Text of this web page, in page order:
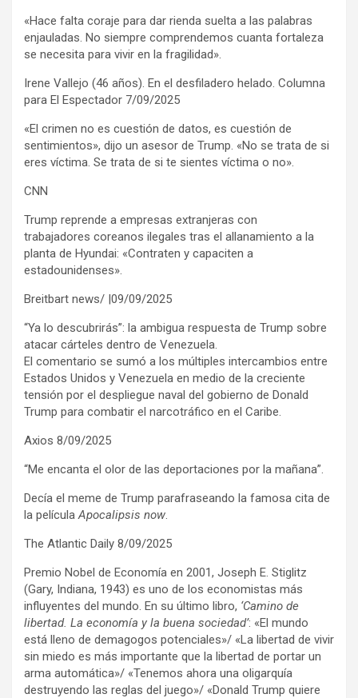
«Hace falta coraje para dar rienda suelta a las palabras
enjauladas. No siempre comprendemos cuanta fortaleza
se necesita para vivir en la fragilidad».
Irene Vallejo (46 años). En el desfiladero helado. Columna
para El Espectador 7/09/2025
«El crimen no es cuestión de datos, es cuestión de
sentimientos», dijo un asesor de Trump. «No se trata de si
eres víctima. Se trata de si te sientes víctima o no».
CNN
Trump reprende a empresas extranjeras con
trabajadores coreanos ilegales tras el allanamiento a la
planta de Hyundai: «Contraten y capaciten a
estadounidenses».
Breitbart news/ |09/09/2025
“Ya lo descubrirás”: la ambigua respuesta de Trump sobre
atacar cárteles dentro de Venezuela.
El comentario se sumó a los múltiples intercambios entre
Estados Unidos y Venezuela en medio de la creciente
tensión por el despliegue naval del gobierno de Donald
Trump para combatir el narcotráfico en el Caribe.
Axios 8/09/2025
“Me encanta el olor de las deportaciones por la mañana”.
Decía el meme de Trump parafraseando la famosa cita de
la películaApocalipsis now.
The Atlantic Daily 8/09/2025
Premio Nobel de Economía en 2001, Joseph E. Stiglitz
(Gary, Indiana, 1943) es uno de los economistas más
influyentes del mundo. En su último libro, ‘Camino de
libertad. La economía y la buena sociedad’: «El mundo
está lleno de demagogos potenciales»/ «La libertad de vivir
sin miedo es más importante que la libertad de portar un
arma automática»/ «Tenemos ahora una oligarquía
destruyendo las reglas del juego»/ «Donald Trump quiere